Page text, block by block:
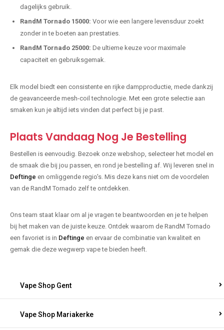
dagelijks gebruik.
RandM Tornado 15000: Voor wie een langere levensduur zoekt
zonder in te boeten aan prestaties.
RandM Tornado 25000: De ultieme keuze voor maximale
capaciteit en gebruiksgemak.
Elk model biedt een consistente en rijke dampproductie, mede dankzij
de geavanceerde mesh-coil technologie. Met een grote selectie aan
smaken kun je altijd iets vinden dat perfect bij je past.
Plaats Vandaag Nog Je Bestelling
Bestellen is eenvoudig. Bezoek onze webshop, selecteer het model en
de smaak die bij jou passen, en rond je bestelling af. Wij leveren snel in
Deftinge en omliggende regio's. Mis deze kans niet om de voordelen
van de RandM Tornado zelf te ontdekken.
Ons team staat klaar om al je vragen te beantwoorden en je te helpen
bij het maken van de juiste keuze. Ontdek waarom de RandM Tornado
een favoriet is in Deftinge en ervaar de combinatie van kwaliteit en
gemak die deze wegwerp vape te bieden heeft.
Vape Shop Gent
Vape Shop Mariakerke